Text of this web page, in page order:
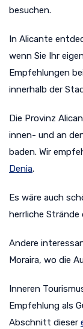
besuchen.
In Alicante
wenn Sie Ihr
Empfehlungen
innerhalb der
Die Provinz
innen- und an
baden. Wir
Denia.
Es wäre auch
herrliche
Andere
Moraira, wo die
Inneren
Empfehlung als
Abschnitt dieser